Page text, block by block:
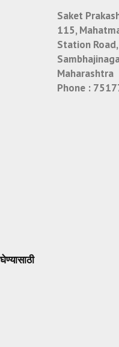
Saket
115,
Station
Maharashtra
Phone :